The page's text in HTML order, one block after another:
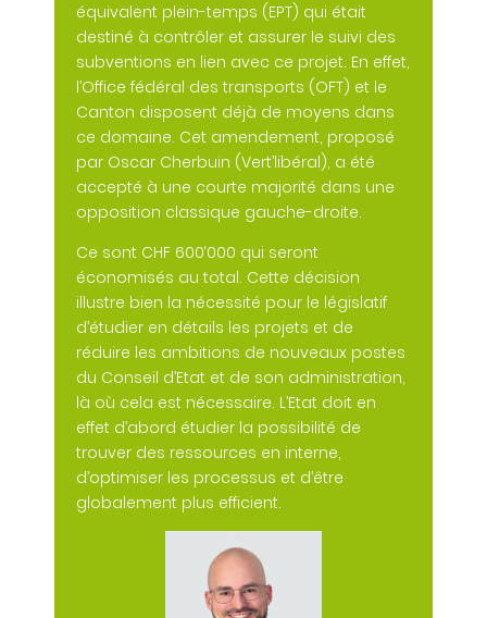
équivalent plein-temps (EPT) qui était
destiné à contrôler et assurer le suivi des
subventions en lien avec ce projet. En effet,
l’Office fédéral des transports (OFT) et le
Canton disposent déjà de moyens dans
ce domaine. Cet amendement, proposé
par Oscar Cherbuin (Vert’libéral), a été
accepté à une courte majorité dans une
opposition classique gauche-droite.
Ce sont CHF 600‘000 qui seront
économisés au total. Cette décision
illustre bien la nécessité pour le législatif
d’étudier en détails les projets et de
réduire les ambitions de nouveaux postes
du Conseil d’Etat et de son administration,
là où cela est nécessaire. L’Etat doit en
effet d’abord étudier la possibilité de
trouver des ressources en interne,
d’optimiser les processus et d’être
globalement plus efficient.